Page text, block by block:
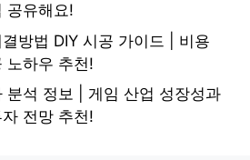
공유해요!
방법 DIY 시공 가이드 | 비용
노하우 추천!
분석 정보 | 게임 산업 성장성과
전망 추천!